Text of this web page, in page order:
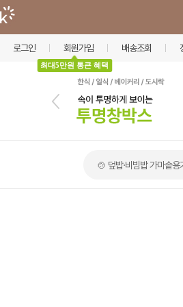
로그인 회원가입
최대5만원 통큰 혜택
배송조회
🍲 덮밥·비빔밥 가마솥용